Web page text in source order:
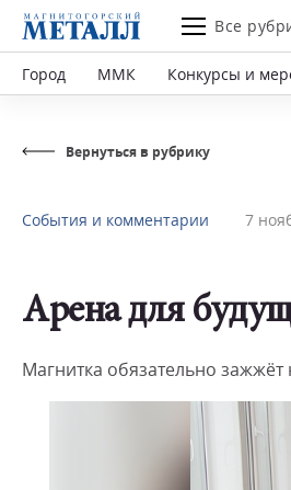
Все
Город ММК Конкурсы и
Вернуться в рубрику
События и комментарии 7
Арена для
Магнитка обязательно